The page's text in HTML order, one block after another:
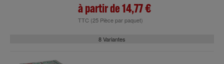
à partir de14,77 €
TTC (25 Pièce par paquet)
8 Variantes